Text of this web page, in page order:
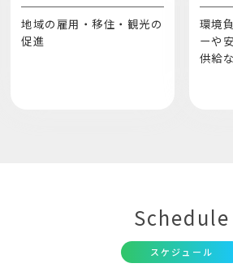
地域の雇用・移住・観光の
促進
環境
ーや
供給
Schedule
スケジュール